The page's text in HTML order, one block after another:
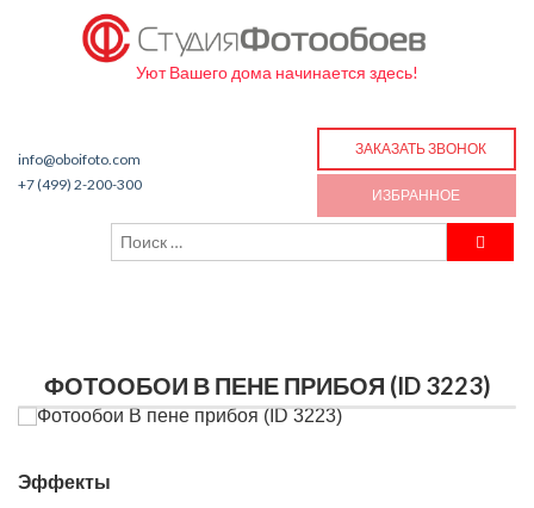
Уют Вашего дома начинается здесь!
info@oboifoto.com
+7 (499) 2-200-300
ЗАКАЗАТЬ ЗВОНОК
ИЗБРАННОЕ
ФОТООБОИ В ПЕНЕ ПРИБОЯ (ID 3223)
Эффекты